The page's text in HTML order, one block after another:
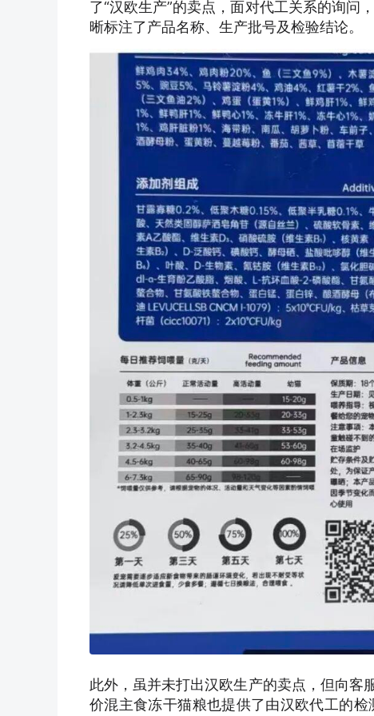
了“汉欧生产”的卖点，面对代工关系的询问
晰标注了产品名称、生产批号及检验结论。
此外，虽并未打出汉欧生产的卖点，但向客
价混主食冻干猫粮也提供了由汉欧代工的